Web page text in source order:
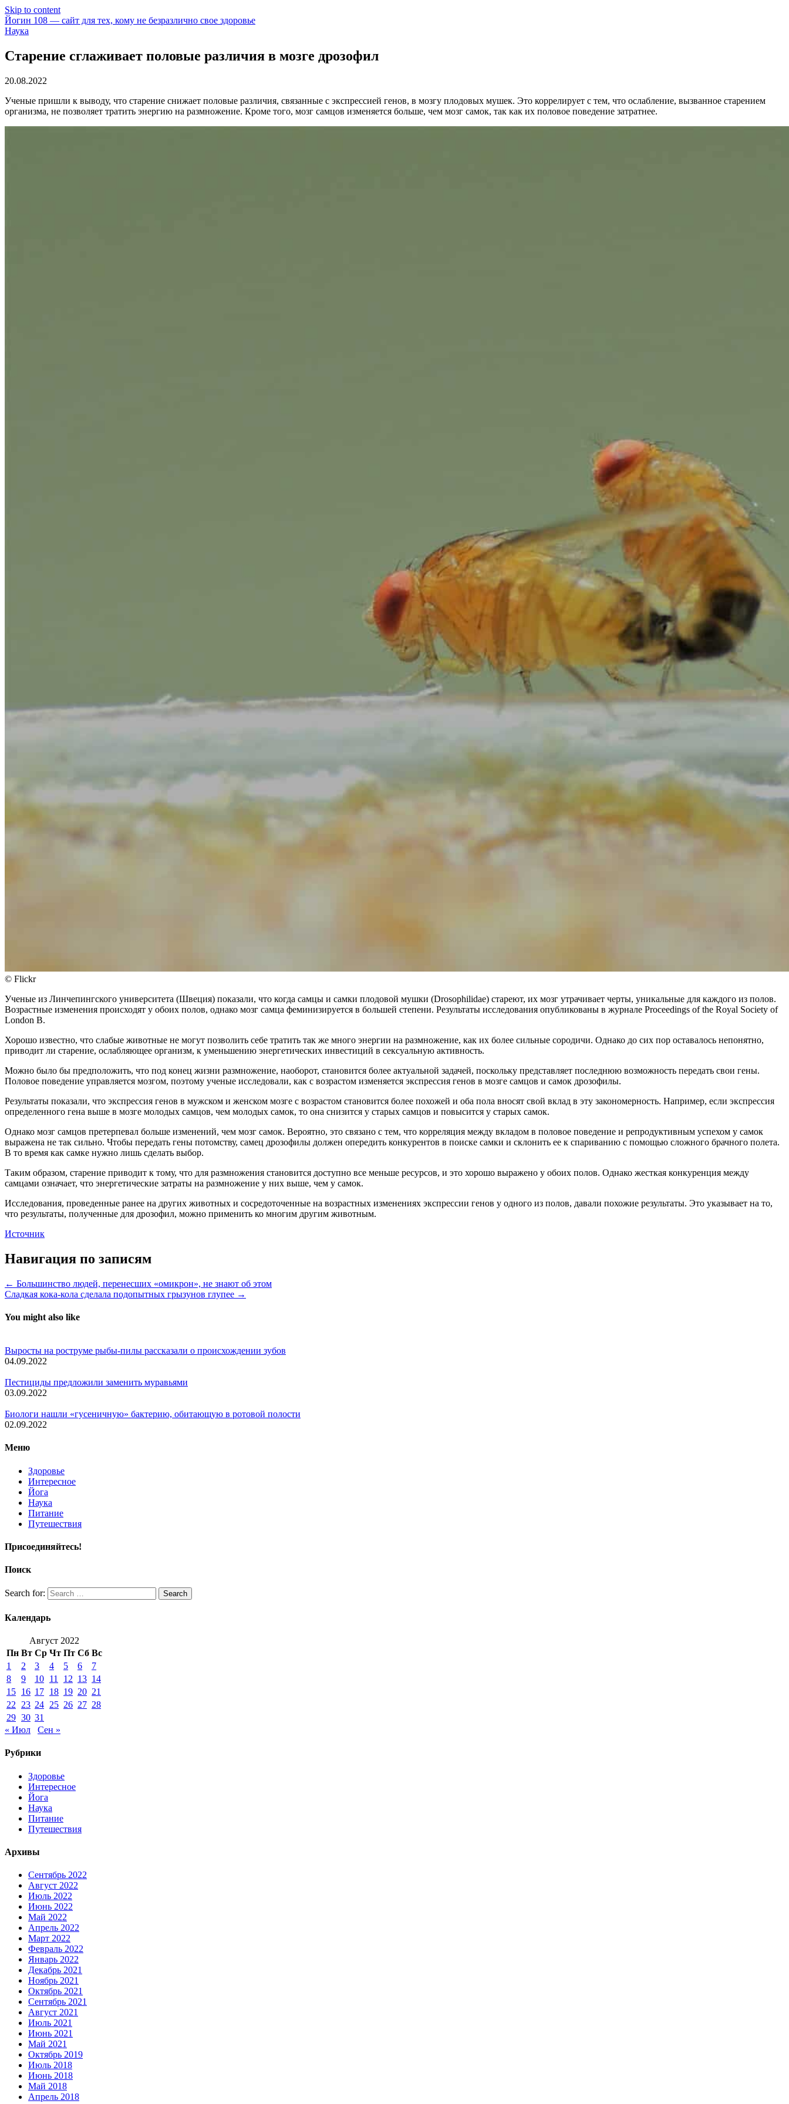
Skip to content
Йогин 108 — сайт для тех, кому не безразлично свое здоровье
Наука
Старение сглаживает половые различия в мозге дрозофил
20.08.2022
Ученые пришли к выводу, что старение снижает половые различия, связанные с экспрессией генов, в мозгу плодовых мушек. Это коррелирует с тем, что ослабление, вызванное старением
организма, не позволяет тратить энергию на размножение. Кроме того, мозг самцов изменяется больше, чем мозг самок, так как их половое поведение затратнее.
© Flickr
Ученые из Линчепингского университета (Швеция) показали, что когда самцы и самки плодовой мушки (Drosophilidae) стареют, их мозг утрачивает черты, уникальные для каждого из полов.
Возрастные изменения происходят у обоих полов, однако мозг самца феминизируется в большей степени. Результаты исследования опубликованы в журнале Proceedings of the Royal Society of
London B.
Хорошо известно, что слабые животные не могут позволить себе тратить так же много энергии на размножение, как их более сильные сородичи. Однако до сих пор оставалось непонятно,
приводит ли старение, ослабляющее организм, к уменьшению энергетических инвестиций в сексуальную активность.
Можно было бы предположить, что под конец жизни размножение, наоборот, становится более актуальной задачей, поскольку представляет последнюю возможность передать свои гены.
Половое поведение управляется мозгом, поэтому ученые исследовали, как с возрастом изменяется экспрессия генов в мозге самцов и самок дрозофилы.
Результаты показали, что экспрессия генов в мужском и женском мозге с возрастом становится более похожей и оба пола вносят свой вклад в эту закономерность. Например, если экспрессия
определенного гена выше в мозге молодых самцов, чем молодых самок, то она снизится у старых самцов и повысится у старых самок.
Однако мозг самцов претерпевал больше изменений, чем мозг самок. Вероятно, это связано с тем, что корреляция между вкладом в половое поведение и репродуктивным успехом у самок
выражена не так сильно. Чтобы передать гены потомству, самец дрозофилы должен опередить конкурентов в поиске самки и склонить ее к спариванию с помощью сложного брачного полета.
В то время как самке нужно лишь сделать выбор.
Таким образом, старение приводит к тому, что для размножения становится доступно все меньше ресурсов, и это хорошо выражено у обоих полов. Однако жесткая конкуренция между
самцами означает, что энергетические затраты на размножение у них выше, чем у самок.
Исследования, проведенные ранее на других животных и сосредоточенные на возрастных изменениях экспрессии генов у одного из полов, давали похожие результаты. Это указывает на то,
что результаты, полученные для дрозофил, можно применить ко многим другим животным.
Источник
Навигация по записям
← Большинство людей, перенесших «омикрон», не знают об этом
Сладкая кока-кола сделала подопытных грызунов глупее →
You might also like
Выросты на роструме рыбы-пилы рассказали о происхождении зубов
04.09.2022
Пестициды предложили заменить муравьями
03.09.2022
Биологи нашли «гусеничную» бактерию, обитающую в ротовой полости
02.09.2022
Меню
Здоровье
Интересное
Йога
Наука
Питание
Путешествия
Присоединяйтесь!
Поиск
Search for: Search
Календарь
Август 2022
Пн Вт Ср Чт Пт Сб Вс
1
2 3 4 5 6
7
8
9 10 11 12 13 14
15 16 17 18 19 20 21
22
23 24 25 26 27 28
29 30 31
« Июл
Сен »
Рубрики
Здоровье
Интересное
Йога
Наука
Питание
Путешествия
Архивы
Сентябрь 2022
Август 2022
Июль 2022
Июнь 2022
Май 2022
Апрель 2022
Март 2022
Февраль 2022
Январь 2022
Декабрь 2021
Ноябрь 2021
Октябрь 2021
Сентябрь 2021
Август 2021
Июль 2021
Июнь 2021
Май 2021
Октябрь 2019
Июль 2018
Июнь 2018
Май 2018
Апрель 2018